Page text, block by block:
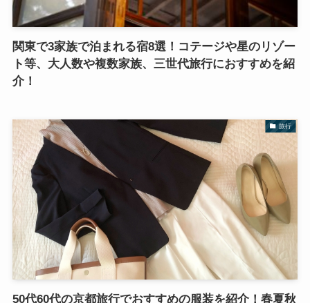
関東で3家族で泊まれる宿8選！コテージや星のリゾー
ト等、大人数や複数家族、三世代旅行におすすめを紹
介！
旅行
50代60代の京都旅行でおすすめの服装を紹介！春夏秋